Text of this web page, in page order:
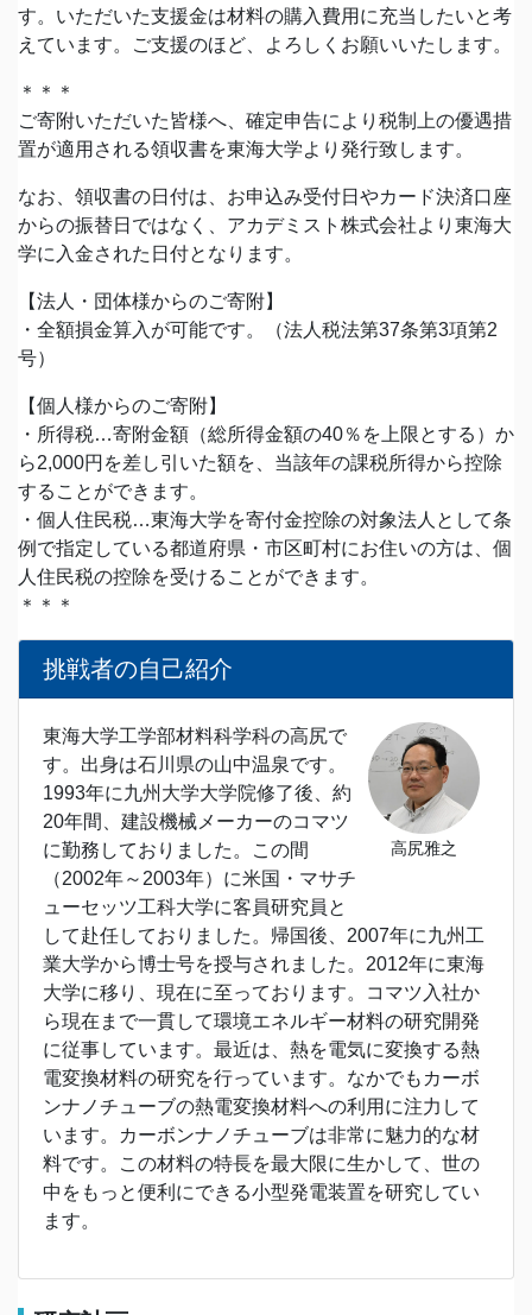
す。いただいた支援金は材料の購入費用に充当したいと考
えています。ご支援のほど、よろしくお願いいたします。
＊＊＊
ご寄附いただいた皆様へ、確定申告により税制上の優遇措
置が適用される領収書を東海大学より発行致します。
なお、領収書の日付は、お申込み受付日やカード決済口座
からの振替日ではなく、アカデミスト株式会社より東海大
学に入金された日付となります。
【法人・団体様からのご寄附】
・全額損金算入が可能です。（法人税法第37条第3項第2
号）
【個人様からのご寄附】
・所得税…寄附金額（総所得金額の40％を上限とする）か
ら2,000円を差し引いた額を、当該年の課税所得から控除
することができます。
・個人住民税…東海大学を寄付金控除の対象法人として条
例で指定している都道府県・市区町村にお住いの方は、個
人住民税の控除を受けることができます。
＊＊＊
挑戦者の自己紹介
高尻雅之
東海大学工学部材料科学科の高尻で
す。出身は石川県の山中温泉です。
1993年に九州大学大学院修了後、約
20年間、建設機械メーカーのコマツ
に勤務しておりました。この間
（2002年～2003年）に米国・マサチ
ューセッツ工科大学に客員研究員と
して赴任しておりました。帰国後、2007年に九州工
業大学から博士号を授与されました。2012年に東海
大学に移り、現在に至っております。コマツ入社か
ら現在まで一貫して環境エネルギー材料の研究開発
に従事しています。最近は、熱を電気に変換する熱
電変換材料の研究を行っています。なかでもカーボ
ンナノチューブの熱電変換材料への利用に注力して
います。カーボンナノチューブは非常に魅力的な材
料です。この材料の特長を最大限に生かして、世の
中をもっと便利にできる小型発電装置を研究してい
ます。